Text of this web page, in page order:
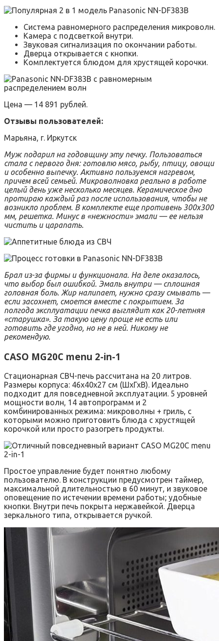
Система равномерного распределения микроволн.
Камера с подсветкой внутри.
Звуковая сигнализация по окончании работы.
Дверца открывается с кнопки.
Комплектуется блюдом для хрустящей корочки.
Цена — 14 891 рублей.
Отзывы пользователей:
Марьяна, г. Иркутск
Муж подарил на годовщину эту печку. Пользоваться
стала с первого дня: готовлю мясо, рыбу, птицу, овощи
и особенно выпечку. Активно пользуемся нагревом,
причем всей семьей. Микроволновка реально в работе
целый день уже несколько месяцев. Керамическое дно
протираю каждый раз после использования, чтобы не
возникло проблем. В комплекте еще противень 300х300
мм, решетка. Минус в «нежности» эмали — ее нельзя
чистить и царапать.
Брал из-за фирмы и функционала. На деле оказалось,
что выбор был ошибкой. Эмаль внутри — сплошная
головная боль. Жир налипает, нужно сразу смывать —
если засохнет, смоется вместе с покрытием. За
полгода эксплуатации печка выглядит как 20-летняя
«старушка». За такую цену проще не есть или
готовить где угодно, но не в ней. Никому не
рекомендую.
CASO MG20C menu 2-in-1
Стационарная СВЧ-печь рассчитана на 20 литров.
Размеры корпуса: 46х40х27 см (ШхГхВ). Идеально
подходит для повседневной эксплуатации. 5 уровней
мощности волн, 14 автопрограмм и 2
комбинированных режима: микроволны + гриль, с
которыми можно приготовить блюда с хрустящей
корочкой или просто разогреть продукты.
Простое управление будет понятно любому
пользователю. В конструкции предусмотрен таймер,
максимальной длительностью в 60 минут, и звуковое
оповещение по истечении времени работы; удобные
кнопки. Внутри печь покрыта нержавейкой. Дверца
зеркального типа, открывается ручкой.